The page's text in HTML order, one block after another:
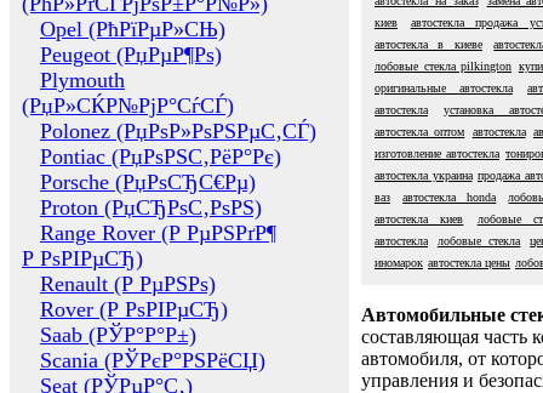
Opel (РћРїРµР»СЊ)
Peugeot (РџРµР¶Рѕ)
Plymouth
(РџР»СЌР№РјР°СѓСЃ)
Polonez (РџРѕР»РѕРЅРµС‚СЃ)
Pontiac (РџРѕРЅС‚РёР°Рє)
Porsche (РџРѕСЂС€Рµ)
Proton (РџСЂРѕС‚РѕРЅ)
Range Rover (Р РµРЅРґР¶
Р РѕРІРµСЂ)
Renault (Р РµРЅРѕ)
Rover (Р РѕРІРµСЂ)
Saab (РЎР°Р°Р±)
Scania (РЎРєР°РЅРёСЏ)
Seat (РЎРµР°С‚)
киев
автостекла продажа
автостекла в киеве
лобовые стекла pilkington
оригинальные автостекла
автостекла
установка
автостекла оптом
автостекла
изготовление автостекла
автостекла украина продажа
ваз
автостекла honda
автостекла киев
лобовые
автостекла
лобовые стекла
иномарок автостекла цены
Автомобильные
составляющая часть
автомобиля, от
управления и